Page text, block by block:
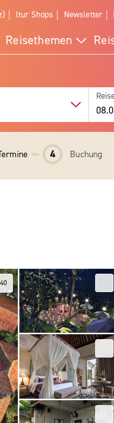
ltur Shops Newsletter
Reisethemen
4 Buchung